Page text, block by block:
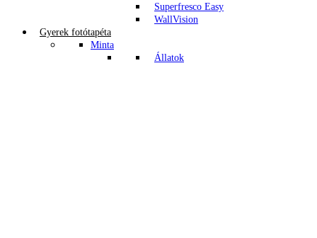
Superfresco Easy
WallVision
Gyerek fotótapéta
Minta
Állatok